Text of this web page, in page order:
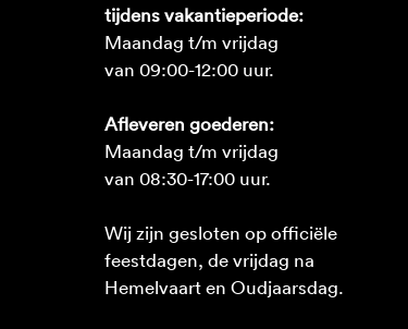
tijdens vakantieperiode:
Maandag t/m vrijdag
van 09:00-12:00 uur.
Afleveren goederen:
Maandag t/m vrijdag
van 08:30-17:00 uur.
Wij zijn gesloten op officiële
feestdagen, de vrijdag na
Hemelvaart en Oudjaarsdag.